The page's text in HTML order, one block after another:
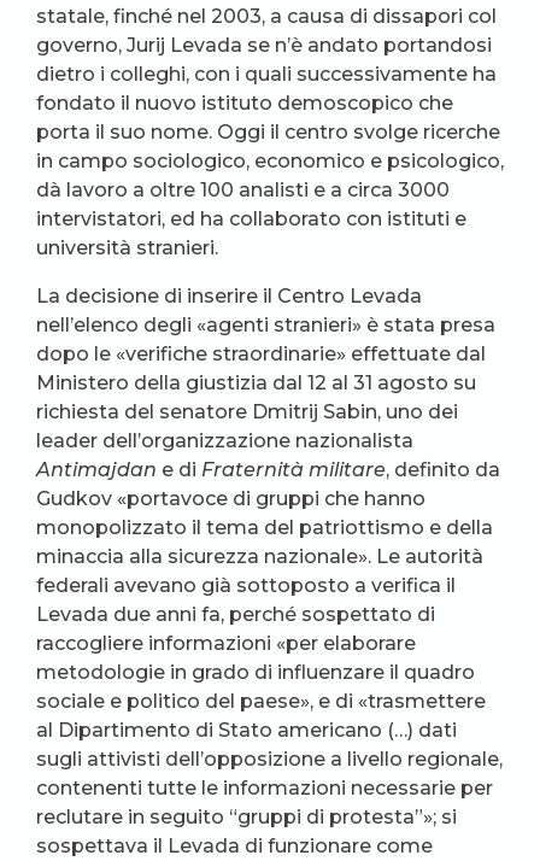
statale, finché nel 2003, a causa di dissapori col
governo, Jurij Levada se n’è andato portandosi
dietro i colleghi, con i quali successivamente ha
fondato il nuovo istituto demoscopico che
porta il suo nome. Oggi il centro svolge ricerche
in campo sociologico, economico e psicologico,
dà lavoro a oltre 100 analisti e a circa 3000
intervistatori, ed ha collaborato con istituti e
università stranieri.
La decisione di inserire il Centro Levada
nell’elenco degli «agenti stranieri» è stata presa
dopo le «verifiche straordinarie» effettuate dal
Ministero della giustizia dal 12 al 31 agosto su
richiesta del senatore Dmitrij Sabin, uno dei
leader dell’organizzazione nazionalista
Antimajdan e di Fraternità militare, definito da
Gudkov «portavoce di gruppi che hanno
monopolizzato il tema del patriottismo e della
minaccia alla sicurezza nazionale». Le autorità
federali avevano già sottoposto a verifica il
Levada due anni fa, perché sospettato di
raccogliere informazioni «per elaborare
metodologie in grado di influenzare il quadro
sociale e politico del paese», e di «trasmettere
al Dipartimento di Stato americano (…) dati
sugli attivisti dell’opposizione a livello regionale,
contenenti tutte le informazioni necessarie per
reclutare in seguito “gruppi di protesta”»; si
sospettava il Levada di funzionare come